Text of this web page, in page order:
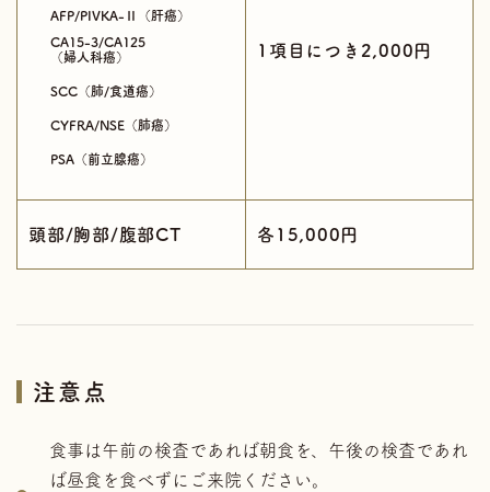
AFP/PIVKA-Ⅱ（肝癌）
CA15-3/CA125
（婦人科癌）
SCC（肺/食道癌）
CYFRA/NSE（肺癌）
PSA（前立腺癌）
1項目につき2,000円
頭部/胸部/腹部CT 各15,000円
注意点
食事は午前の検査であれば朝食を、午後の検査であれ
ば昼食を食べずにご来院ください。